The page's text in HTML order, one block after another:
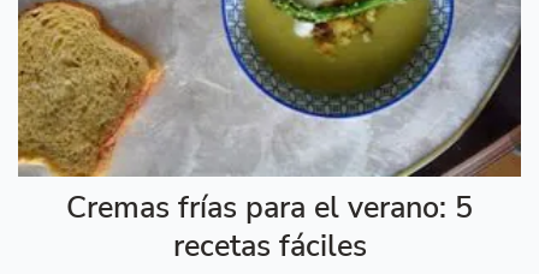
Cremas frías para el verano: 5
recetas fáciles